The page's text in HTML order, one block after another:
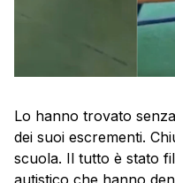
Lo hanno trovato
dei suoi escrementi.
scuola. Il tutto è stato
autistico che hanno